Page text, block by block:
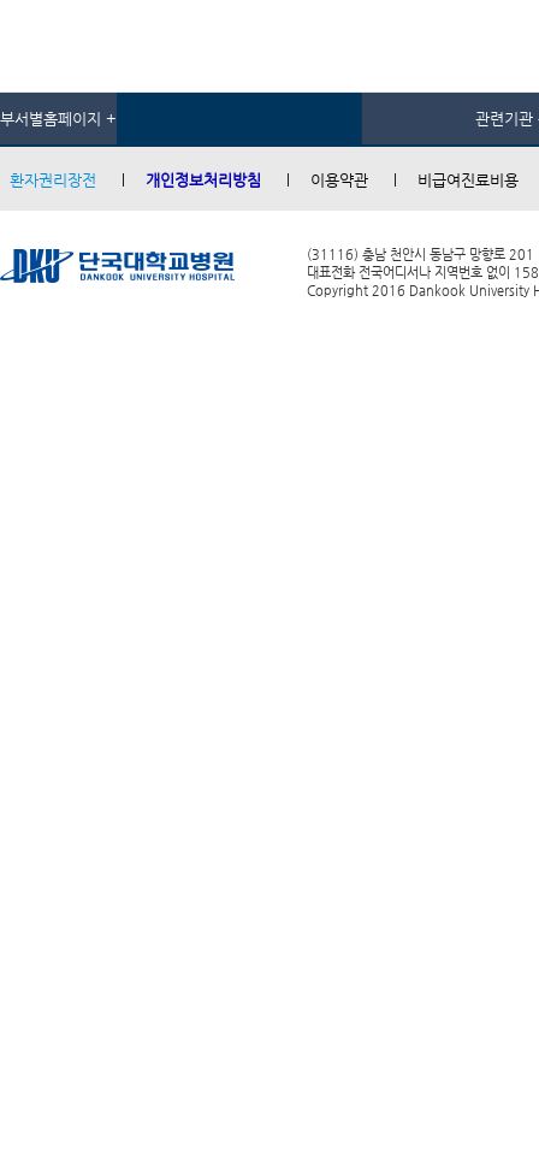
부서별홈페이지 + 관련기관
환자권리장전 개인정보처리방침 이용약관 비급여진료비용
(31116) 충남 천안시 동남구 망향로 201
대표전화 전국어디서나 지역번호 없이
Copyright 2016 Dankook University